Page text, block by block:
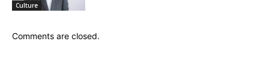
Culture
Comments are closed.